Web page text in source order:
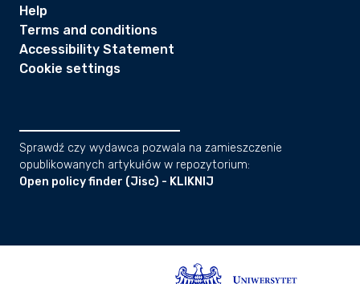
Help
Terms and conditions
Accessibility Statement
Cookie settings
Sprawdź czy wydawca pozwala na zamieszczenie
opublikowanych artykułów w repozytorium:
Open policy finder (Jisc) - KLIKNIJ